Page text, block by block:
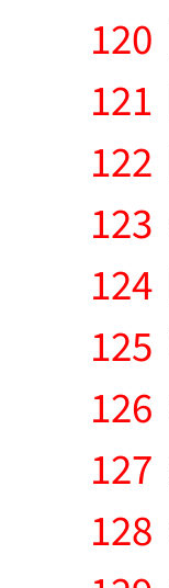
120
121
122
123
124
125
126
127
128